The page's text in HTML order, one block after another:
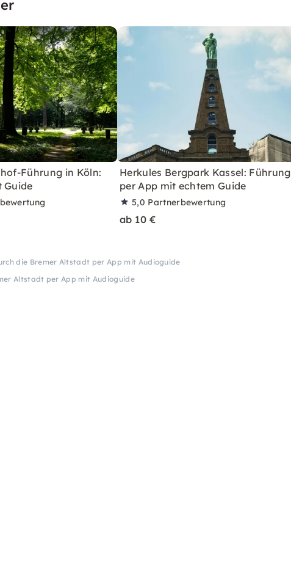
Führung in Köln:
Guide
Herkules Bergpark Kassel: Führung
per App mit echtem Guide
5,0 Partnerbewertung
ab 10 €
die Bremer Altstadt per App mit Audioguide
Altstadt per App mit Audioguide